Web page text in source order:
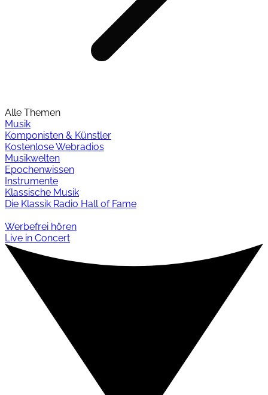
Alle Themen
Musik
Komponisten & Künstler
Kostenlose Webradios
Musikwelten
Epochenwissen
Instrumente
Klassische Musik
Die Klassik Radio Hall of Fame
Werbefrei hören
Live in Concert